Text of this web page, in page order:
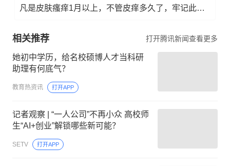
凡是皮肤瘙痒1月以上，不管皮痒多久了，牢记此法，快！准！狠！
相关推荐 打开腾讯新闻查看更多
她初中学历，给名校硕博人才当科研
助理有何底气？
教育热资讯 打开APP
记者观察 | “一人公司”不再小众 高校师
生“AI+创业”解锁哪些新可能？
SETV 打开APP